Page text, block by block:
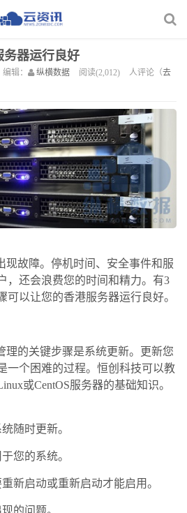
务器运行良好
编辑： 纵横数据 阅读(2,012) 人评论（去
现故障。停机时间、安全事件和服
，还会浪费您的时间和精力。有3
可以让您的香港服务器运行良好。
理的关键步骤是系统更新。更新您
一个困难的过程。恒创科技可以教
或CentOS服务器的基础知识。
随时更新。
您的系统。
新启动或重新启动才能启用。